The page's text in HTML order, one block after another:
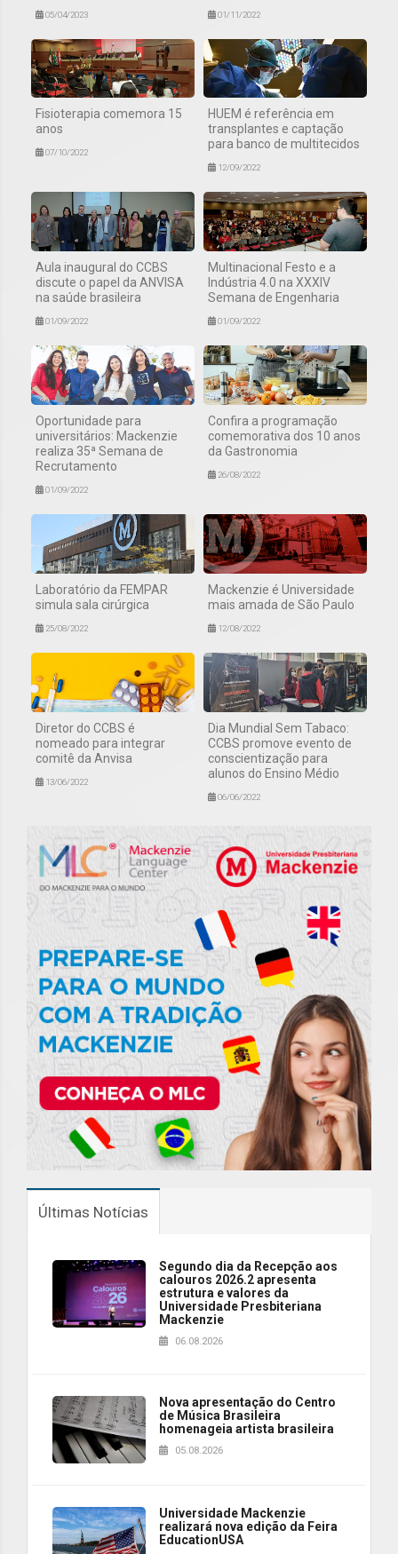
05/04/2023 01/11/2022
Fisioterapia comemora 15
anos
07/10/2022
HUEM é referência em
transplantes e captação
para banco de multitecidos
12/09/2022
Aula inaugural do CCBS
discute o papel da ANVISA
na saúde brasileira
01/09/2022
Multinacional Festo e a
Indústria 4.0 na XXXIV
Semana de Engenharia
01/09/2022
Oportunidade para
universitários: Mackenzie
realiza 35ª Semana de
Recrutamento
01/09/2022
Confira a programação
comemorativa dos 10 anos
da Gastronomia
26/08/2022
Laboratório da FEMPAR
simula sala cirúrgica
25/08/2022
Mackenzie é Universidade
mais amada de São Paulo
12/08/2022
Diretor do CCBS é
nomeado para integrar
comitê da Anvisa
13/06/2022
Dia Mundial Sem Tabaco:
CCBS promove evento de
conscientização para
alunos do Ensino Médio
06/06/2022
Últimas Notícias
Segundo dia da Recepção aos
calouros 2026.2 apresenta
estrutura e valores da
Universidade Presbiteriana
Mackenzie
06.08.2026
Nova apresentação do Centro
de Música Brasileira
homenageia artista brasileira
05.08.2026
Universidade Mackenzie
realizará nova edição da Feira
EducationUSA